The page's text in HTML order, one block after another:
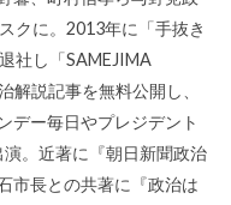
クに。2013年に「手抜き
社し「SAMEJIMA
解説記事を無料公開し、
デー毎日やプレジデント
。近著に『朝日新聞政治
市長との共著に『政治は